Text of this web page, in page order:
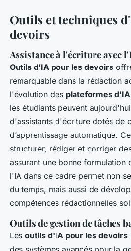
Outils et techniques
devoirs
Assistance à l'écriture avec
Outils d’IA pour les devoirs
remarquable dans la rédaction
l'évolution des plateformes
les étudiants peuvent
d'assistants d'écriture dotés de
d’apprentissage automatique.
structurer, rédiger et corriger
assurant une bonne formulation
l'IA dans ce cadre permet non
du temps, mais aussi de
compétences rédactionnelles
Outils de gestion de tâches
Les outils d'IA pour les devoirs